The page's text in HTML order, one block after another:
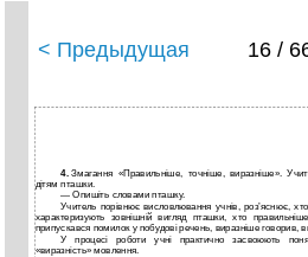
< Предыдущая 16 /
4. Змагання «Правильніше, точніше, виразніше».
дітям пташки.
— Опишіть словами пташку.
Учитель порівнює висловлювання учнів, роз’яснює,
характеризують зовнішній вигляд пташки, хто
припускався­ помилок у побудові речень, виразніше говорив,
У процесі роботи учні практично засвоюють
«виразність» мовлення.